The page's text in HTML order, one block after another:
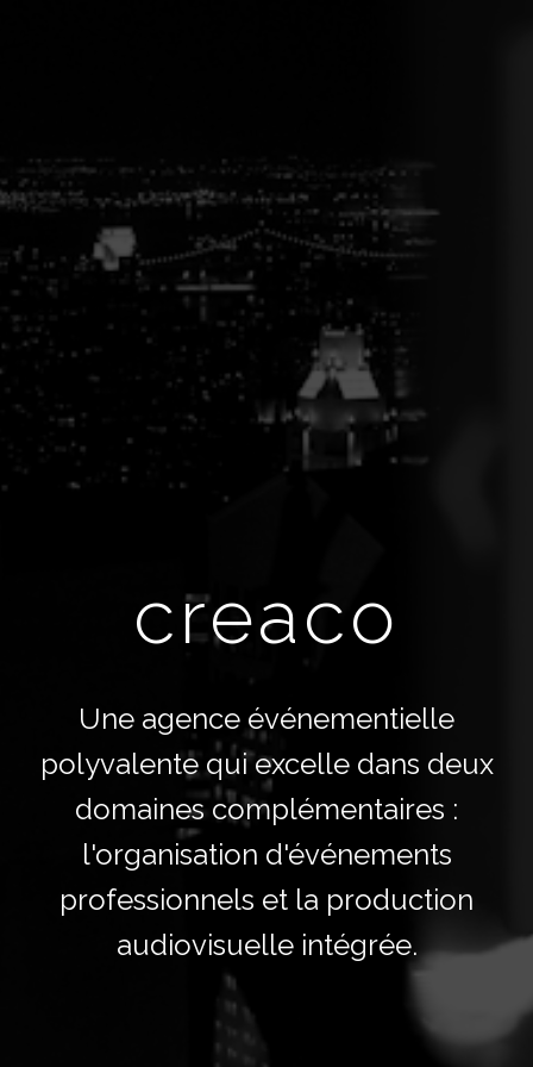
creaco
Une agence événementielle
polyvalente qui excelle dans deux
domaines complémentaires :
l'organisation d'événements
professionnels et la production
audiovisuelle intégrée.